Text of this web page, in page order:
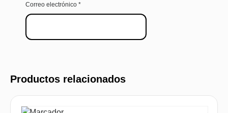
Correo electrónico *
Productos relacionados